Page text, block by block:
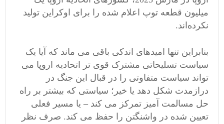
میلیون قطعه توپ اعلام شده را برای اوکراین تولید
نکرده‌اند.
بنابراین تنها امیدهای اندکی باقی می ماند که آیا یک
سیاست تسلیحاتی مشترک قوی تر اتحادیه اروپا می
تواند سیاست متفاوتی را در قبال این جنگ در
درازمدت شکل دهد یا خیر؛ سیاستی که بیشتر بر راه
حل مسالمت آمیز تمرکز می کند – یا مسیر فعلی
تعیین شده در واشنگتن را حفظ می کند. صرف نظر